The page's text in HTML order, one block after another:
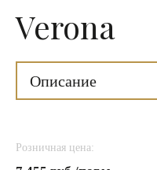
Verona
Описание
Розничная цена: